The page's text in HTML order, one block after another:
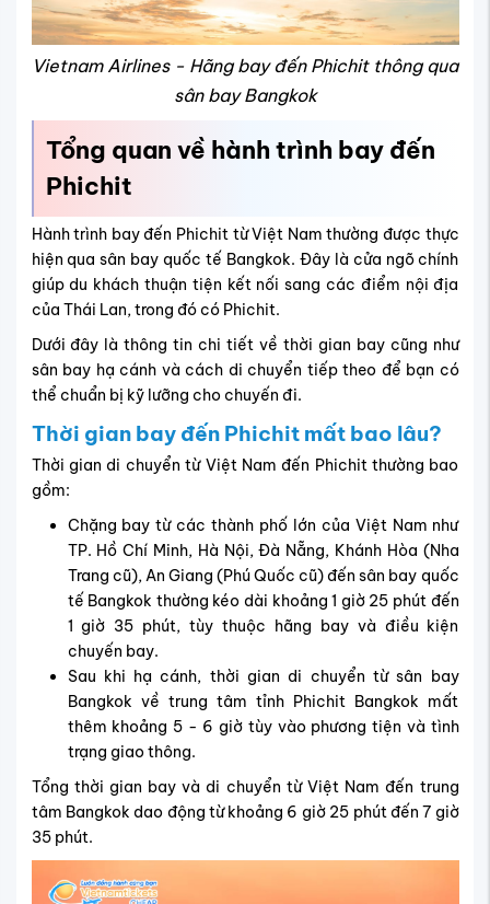
Vietnam Airlines - Hãng bay đến Phichit thông qua
sân bay Bangkok
Tổng quan về hành trình bay đến
Phichit
Hành trình bay đến Phichit từ Việt Nam thường được thực
hiện qua sân bay quốc tế Bangkok. Đây là cửa ngõ chính
giúp du khách thuận tiện kết nối sang các điểm nội địa
của Thái Lan, trong đó có Phichit.
Dưới đây là thông tin chi tiết về thời gian bay cũng như
sân bay hạ cánh và cách di chuyển tiếp theo để bạn có
thể chuẩn bị kỹ lưỡng cho chuyến đi.
Thời gian bay đến Phichit mất bao lâu?
Thời gian di chuyển từ Việt Nam đến Phichit thường bao
gồm:
Chặng bay từ các thành phố lớn của Việt Nam như
TP. Hồ Chí Minh, Hà Nội, Đà Nẵng, Khánh Hòa (Nha
Trang cũ), An Giang (Phú Quốc cũ) đến sân bay quốc
tế Bangkok thường kéo dài khoảng 1 giờ 25 phút đến
1 giờ 35 phút, tùy thuộc hãng bay và điều kiện
chuyến bay.
Sau khi hạ cánh, thời gian di chuyển từ sân bay
Bangkok về trung tâm tỉnh Phichit Bangkok mất
thêm khoảng 5 - 6 giờ tùy vào phương tiện và tình
trạng giao thông.
Tổng thời gian bay và di chuyển từ Việt Nam đến trung
tâm Bangkok dao động từ khoảng 6 giờ 25 phút đến 7 giờ
35 phút.